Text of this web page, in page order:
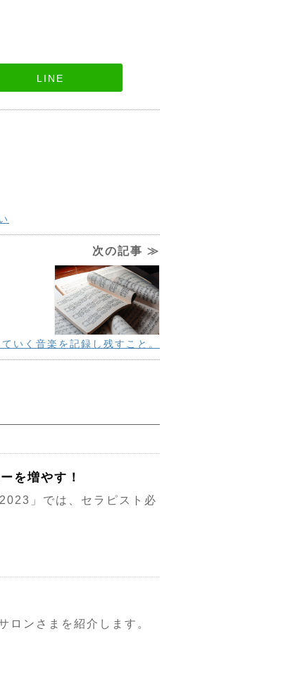
LINE
次の記事 ≫
いく音楽を記録し残すこと。
を増やす！
」では、セラピスト必
ロンさまを紹介します。